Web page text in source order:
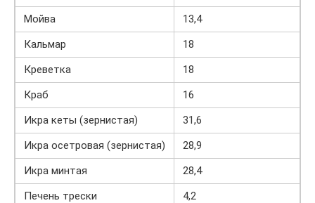
Мойва
13,4
Кальмар
18
Креветка
18
Краб
16
Икра кеты (зернистая)
31,6
Икра осетровая (зернистая)
28,9
Икра минтая
28,4
Печень трески
4,2